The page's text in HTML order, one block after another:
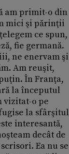
am primit-o din
mici şi părinţii
ce spun,
fie germană.
ne enervam şi
Am reuşit,
În Franţa,
la începutul
vizitat-o pe
la sfârşitul
interesantă,
decât de
Ea nu se